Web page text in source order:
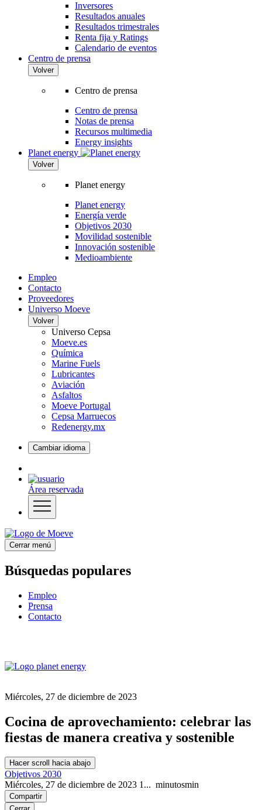
Inversores
Resultados anuales
Resultados trimestrales
Renta fija y Ratings
Calendario de eventos
Centro de prensa
Volver
Centro de prensa
Centro de prensa
Notas de prensa
Recursos multimedia
Energy insights
Planet energy
Volver
Planet energy
Planet energy
Energía verde
Objetivos 2030
Movilidad sostenible
Innovación sostenible
Medioambiente
Empleo
Contacto
Proveedores
Universo Moeve
Volver
Universo Cepsa
Moeve.es
Química
Marine Fuels
Lubricantes
Aviación
Asfaltos
Moeve Portugal
Cepsa Marruecos
Redenergy.mx
Cambiar idioma
Área reservada
Cerrar menú
Búsquedas populares
Empleo
Prensa
Contacto
Miércoles, 27 de diciembre de 2023
Cocina de aprovechamiento: celebrar las
fiestas de manera creativa y sostenible
Hacer scroll hacia abajo
Objetivos 2030
Miércoles, 27 de diciembre de 2023 1... minutosmin
Compartir